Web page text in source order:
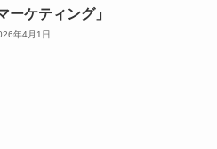
ーケティング」
年4月1日